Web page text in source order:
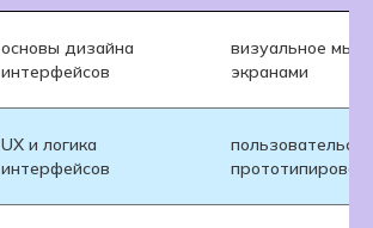
основы дизайна
интерфейсов
визуальное
экранами
UX и логика
интерфейсов